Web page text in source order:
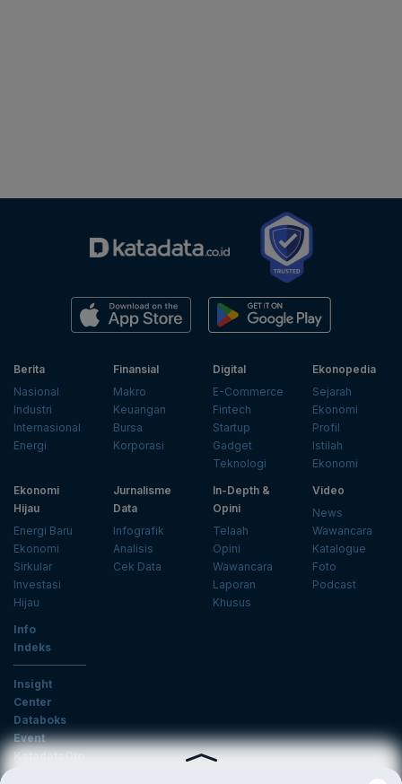
Berita
Nasional
Industri
Internasional
Energi
Finansial
Makro
Keuangan
Bursa
Korporasi
Digital
E-Commerce
Fintech
Startup
Gadget
Teknologi
Ekonopedia
Sejarah
Ekonomi
Profil
Istilah
Ekonomi
Ekonomi
Hijau
Energi Baru
Ekonomi
Sirkular
Investasi
Hijau
Jurnalisme
Data
Infografik
Analisis
Cek Data
In-Depth &
Opini
Telaah
Opini
Wawancara
Laporan
Khusus
Video
News
Wawancara
Katalogue
Foto
Podcast
Info
Indeks
Insight
Center
Databoks
Event
KatadataOto